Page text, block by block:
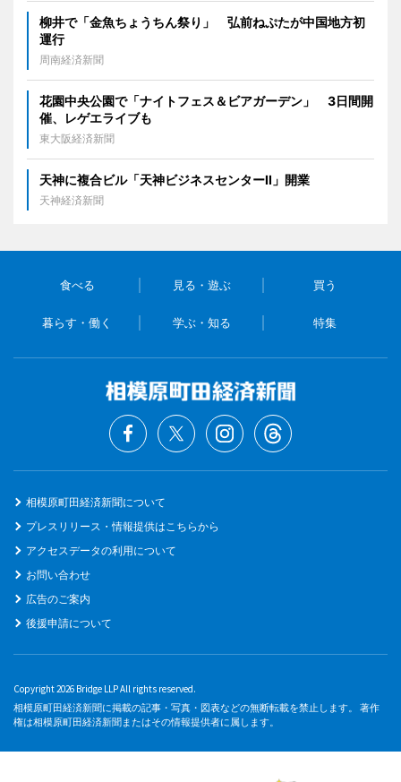
柳井で「金魚ちょうちん祭り」 弘前ねぷたが中国地方初
運行
周南経済新聞
花園中央公園で「ナイトフェス＆ビアガーデン」 3日間開
催、レゲエライブも
東大阪経済新聞
天神に複合ビル「天神ビジネスセンターII」開業
天神経済新聞
食べる 見る・遊ぶ 買う
暮らす・働く 学ぶ・知る 特集
相模原町田経済新聞について
プレスリリース・情報提供はこちらから
アクセスデータの利用について
お問い合わせ
広告のご案内
後援申請について
Copyright 2026 Bridge LLP All rights reserved.
相模原町田経済新聞に掲載の記事・写真・図表などの無断転載を禁止します。 著作
権は相模原町田経済新聞またはその情報提供者に属します。